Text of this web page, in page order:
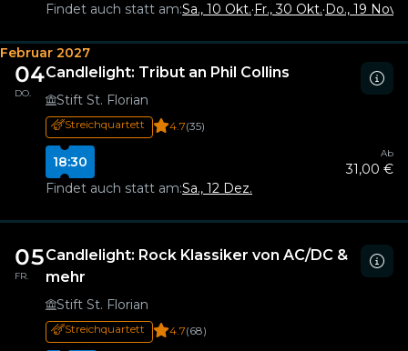
Findet auch statt am:Sa., 10 Okt.·Fr., 30 Okt.·Do., 19 Nov.
Februar 2027
04
DO.
Candlelight: Tribut an Phil Collins
Stift St. Florian
Streichquartett 4.7(35)
18:30
Ab
31,00 €
Findet auch statt am:Sa., 12 Dez.
05
FR.
Candlelight: Rock Klassiker von AC/DC &
mehr
Stift St. Florian
Streichquartett 4.7(68)